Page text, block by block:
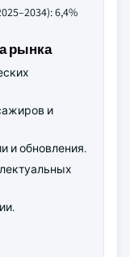
6,4%
рынка
и
и обновления.